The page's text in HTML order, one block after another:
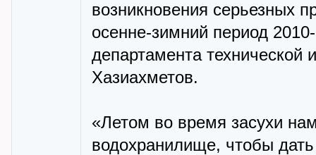
возникновения серьезных
осенне-зимний период
департамента технической
Хазиахметов.
«Летом во время засухи
водохранилище, чтобы